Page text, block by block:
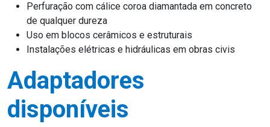
Perfuração com cálice coroa diamantada em concreto
de qualquer dureza
Uso em blocos cerâmicos e estruturais
Instalações elétricas e hidráulicas em obras civis
Adaptadores
disponíveis